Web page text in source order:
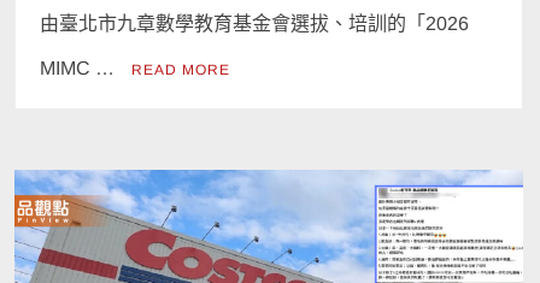
由臺北市九章數學教育基金會選拔、培訓的「2026
MIMC … READ MORE